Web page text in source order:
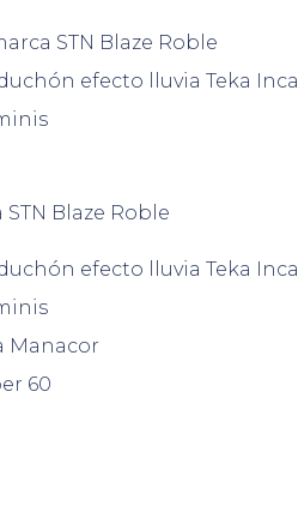
STN Blaze Roble
efecto lluvia Teka Inca
Blaze Roble
efecto lluvia Teka Inca
Manacor
60